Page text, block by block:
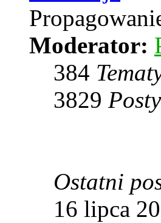
Moderator:
384
3829 Posty
Ostatni
16 lipca